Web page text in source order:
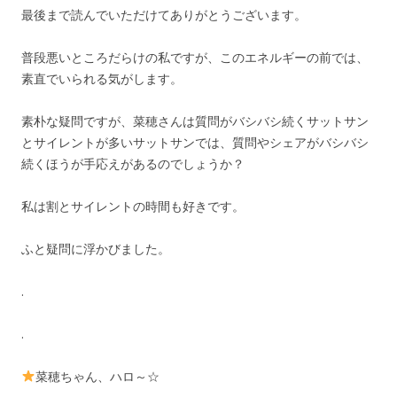
最後まで読んでいただけてありがとうございます。
普段悪いところだらけの私ですが、このエネルギーの前では、
素直でいられる気がします。
素朴な疑問ですが、菜穂さんは質問がバシバシ続くサットサン
とサイレントが多いサットサンでは、質問やシェアがバシバシ
続くほうが手応えがあるのでしょうか？
私は割とサイレントの時間も好きです。
ふと疑問に浮かびました。
.
.
菜穂ちゃん、ハロ～☆